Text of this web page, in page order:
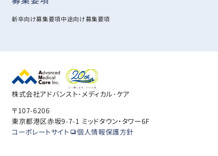
新卒向け募集要項中途向け募集要項
株式会社アドバンスト･メディカル･ケア
〒107-6206
東京都港区赤坂9-7-1 ミッドタウン・タワー6F
コーポレートサイト 個人情報保護方針